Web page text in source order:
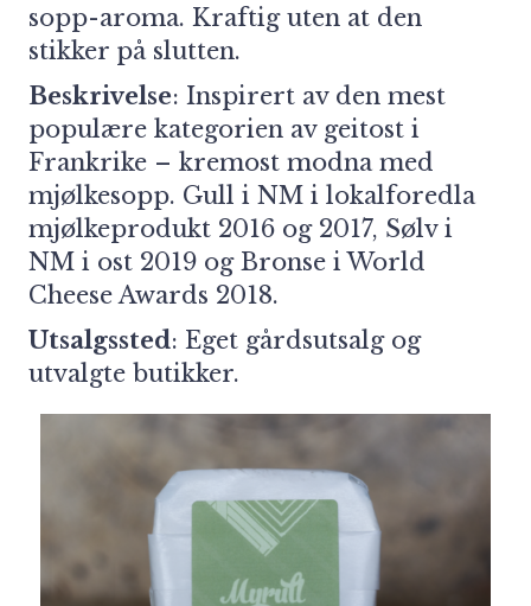
sopp-aroma. Kraftig uten at den
stikker på slutten.
Beskrivelse: Inspirert av den mest
populære kategorien av geitost i
Frankrike – kremost modna med
mjølkesopp. Gull i NM i lokalforedla
mjølkeprodukt 2016 og 2017, Sølv i
NM i ost 2019 og Bronse i World
Cheese Awards 2018.
Utsalgssted: Eget gårdsutsalg og
utvalgte butikker.